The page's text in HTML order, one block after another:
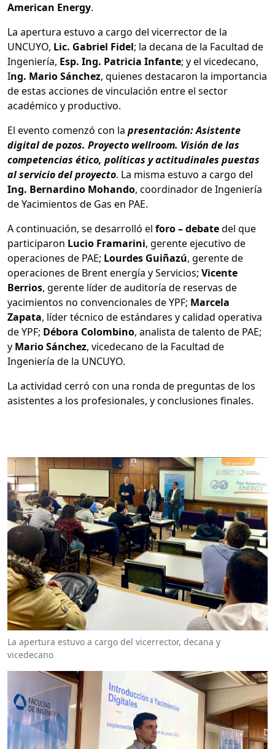
American Energy.
La apertura estuvo a cargo del vicerrector de la
UNCUYO, Lic. Gabriel Fidel; la decana de la Facultad de
Ingeniería, Esp. Ing. Patricia Infante; y el vicedecano,
Ing. Mario Sánchez, quienes destacaron la importancia
de estas acciones de vinculación entre el sector
académico y productivo.
El evento comenzó con la presentación:Asistente
digital de pozos. Proyecto wellroom. Visión de las
competencias ético, políticas y actitudinales puestas
al servicio del proyecto. La misma estuvo a cargo del
Ing. Bernardino Mohando, coordinador de Ingeniería
de Yacimientos de Gas en PAE.
A continuación, se desarrolló el foro – debatedel que
participaron Lucio Framarini, gerente ejecutivo de
operaciones de PAE; Lourdes Guiñazú, gerente de
operaciones de Brent energía y Servicios; Vicente
Berrios, gerente líder de auditoría de reservas de
yacimientos no convencionales de YPF; Marcela
Zapata, líder técnico de estándares y calidad operativa
de YPF; Débora Colombino, analista de talento de PAE;
y Mario Sánchez, vicedecano de la Facultad de
Ingeniería de la UNCUYO.
La actividad cerró con una ronda de preguntas de los
asistentes a los profesionales, y conclusiones finales.
La apertura estuvo a cargo del vicerrector, decana y
vicedecano